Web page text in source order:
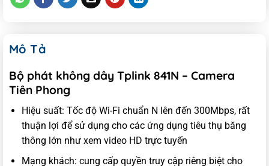
Mô Tả
Bộ phát không dây Tplink 841N – Camera
Tiên Phong
Hiệu suất: Tốc độ Wi-Fi chuẩn N lên đến 300Mbps, rất
thuận lợi để sử dụng cho các ứng dụng tiêu thụ băng
thông lớn như xem video HD trực tuyến
Mạng khách: cung cấp quyền truy cập riêng biệt cho